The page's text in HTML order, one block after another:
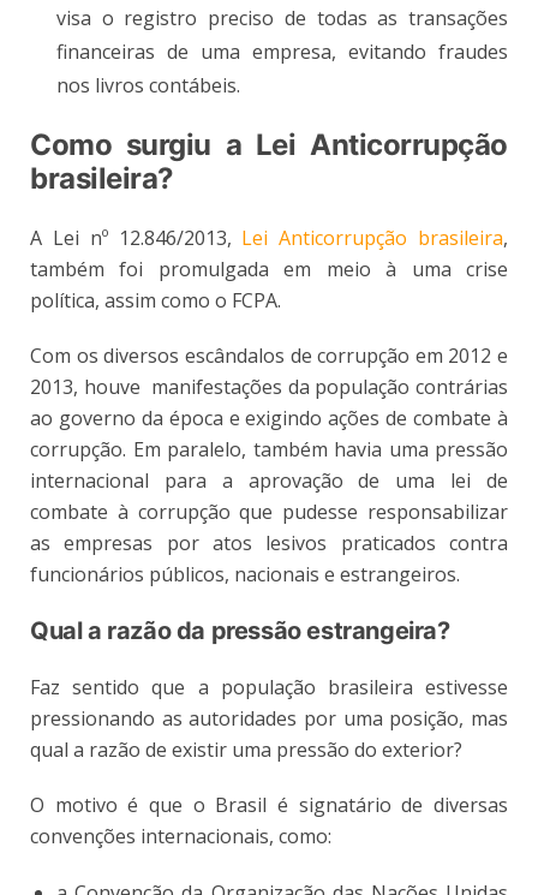
visa o registro preciso de todas as transações
financeiras de uma empresa, evitando fraudes
nos livros contábeis.
Como surgiu a Lei Anticorrupção
brasileira?
A Lei nº 12.846/2013, Lei Anticorrupção brasileira,
também foi promulgada em meio à uma crise
política, assim como o FCPA.
Com os diversos escândalos de corrupção em 2012 e
2013, houve manifestações da população contrárias
ao governo da época e exigindo ações de combate à
corrupção. Em paralelo, também havia uma pressão
internacional para a aprovação de uma lei de
combate à corrupção que pudesse responsabilizar
as empresas por atos lesivos praticados contra
funcionários públicos, nacionais e estrangeiros.
Qual a razão da pressão estrangeira?
Faz sentido que a população brasileira estivesse
pressionando as autoridades por uma posição, mas
qual a razão de existir uma pressão do exterior?
O motivo é que o Brasil é signatário de diversas
convenções internacionais, como: